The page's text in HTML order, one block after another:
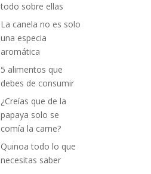
todo sobre ellas
La canela no es solo
una especia
aromática
5 alimentos que
debes de consumir
¿Creías que de la
papaya solo se
comía la carne?
Quinoa todo lo que
necesitas saber